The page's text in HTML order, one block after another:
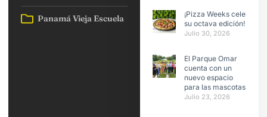
Panamá Vieja Escuela
¡Pizza Weeks celebra
su octava edición!
Julio 30, 2026
El Parque Omar
cuenta con un
nuevo espacio
para las mascotas
Julio 23, 2026